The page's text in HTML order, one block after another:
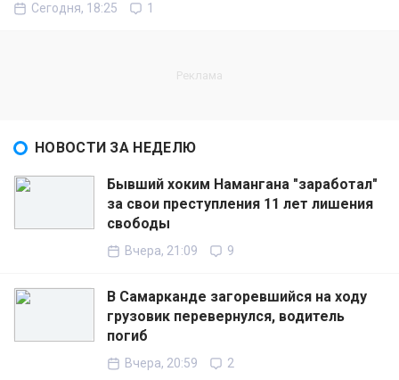
Сегодня, 18:25 1
НОВОСТИ ЗА НЕДЕЛЮ
Бывший хоким Намангана "заработал"
за свои преступления 11 лет лишения
свободы
Вчера, 21:09 9
В Самарканде загоревшийся на ходу
грузовик перевернулся, водитель
погиб
Вчера, 20:59 2